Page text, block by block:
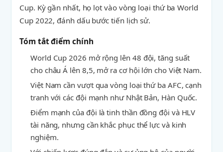
Cup. Kỳ gần nhất, họ lọt vào vòng loại thứ ba World
Cup 2022, đánh dấu bước tiến lịch sử.
Tóm tắt điểm chính
World Cup 2026 mở rộng lên 48 đội, tăng suất
cho châu Á lên 8,5, mở ra cơ hội lớn cho Việt Nam.
Việt Nam cần vượt qua vòng loại thứ ba AFC, cạnh
tranh với các đội mạnh như Nhật Bản, Hàn Quốc.
Điểm mạnh của đội là tinh thần đồng đội và HLV
tài năng, nhưng cần khắc phục thể lực và kinh
nghiệm.